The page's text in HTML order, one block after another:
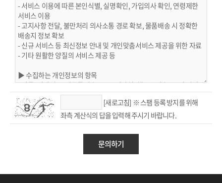
[새로고침] ※ 스팸 등록 방지를 위해
좌측 계산식의 답을 입력해 주시기 바랍니다.
문의하기